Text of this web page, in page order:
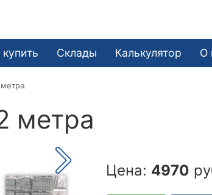
купить Склады Калькулятор О
метра
Цена: 4970